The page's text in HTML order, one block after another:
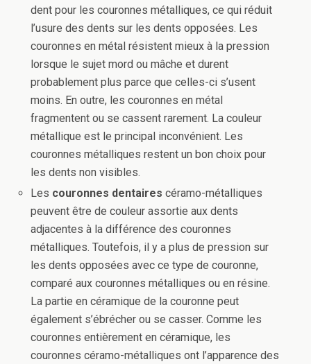
dent pour les couronnes métalliques, ce qui réduit
l’usure des dents sur les dents opposées. Les
couronnes en métal résistent mieux à la pression
lorsque le sujet mord ou mâche et durent
probablement plus parce que celles-ci s’usent
moins. En outre, les couronnes en métal
fragmentent ou se cassent rarement. La couleur
métallique est le principal inconvénient. Les
couronnes métalliques restent un bon choix pour
les dents non visibles.
Les couronnes dentaires céramo-métalliques
peuvent être de couleur assortie aux dents
adjacentes à la différence des couronnes
métalliques. Toutefois, il y a plus de pression sur
les dents opposées avec ce type de couronne,
comparé aux couronnes métalliques ou en résine.
La partie en céramique de la couronne peut
également s’ébrécher ou se casser. Comme les
couronnes entièrement en céramique, les
couronnes céramo-métalliques ont l’apparence des